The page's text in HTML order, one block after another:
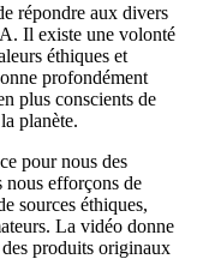
répondre aux divers
Il existe une volonté
éthiques et
profondément
plus conscients de
planète.
pour nous des
nous efforçons de
sources éthiques,
La vidéo donne
produits originaux